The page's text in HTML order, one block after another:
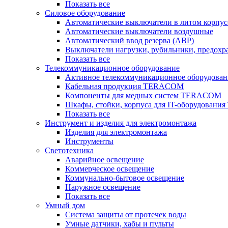
Показать все
Силовое оборудование
Автоматические выключатели в литом
Автоматические выключатели воздушные
Автоматический ввод резерва (АВР)
Выключатели нагрузки, рубильники,
Показать все
Телекоммуникационное оборудование
Активное телекоммуникационное
Кабельная продукция TERACOM
Компоненты для медных систем TERACOM
Шкафы, стойки, корпуса для IT-
Показать все
Инструмент и изделия для электромонтажа
Изделия для электромонтажа
Инструменты
Светотехника
Аварийное освещение
Коммерческое освещение
Коммунально-бытовое освещение
Наружное освещение
Показать все
Умный дом
Система защиты от протечек воды
Умные датчики, хабы и пульты